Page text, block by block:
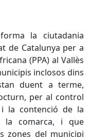
la ciutadania
de Catalunya per a
(PPA) al Vallès
inclosos dins
duent a terme,
per al control
la contenció de la
la comarca, i que
zones del municipi